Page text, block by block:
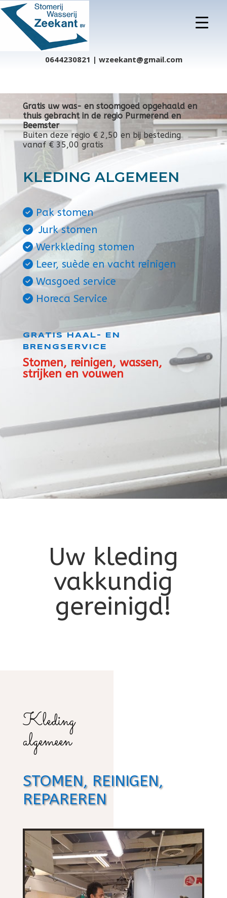
0644230821 | wzeekant@gmail.com
Gratis uw was- en stoomgoed opgehaald en
thuis gebracht in de regio Purmerend en
Beemster
Buiten deze regio € 2,50 en bij besteding
vanaf € 35,00 gratis
KLEDING ALGEMEEN
Pak stomen
Jurk stomen
Werkkleding stomen
Leer, suède en vacht reinigen
Wasgoed service
Horeca Service
GRATIS HAAL- EN
BRENGSERVICE
Stomen, reinigen, wassen,
strijken en vouwen
Uw kleding
vakkundig
gereinigd!
Kleding
algemeen
STOMEN, REINIGEN,
REPAREREN